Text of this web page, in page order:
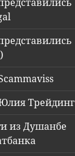
Трейдинг
из Душанбе